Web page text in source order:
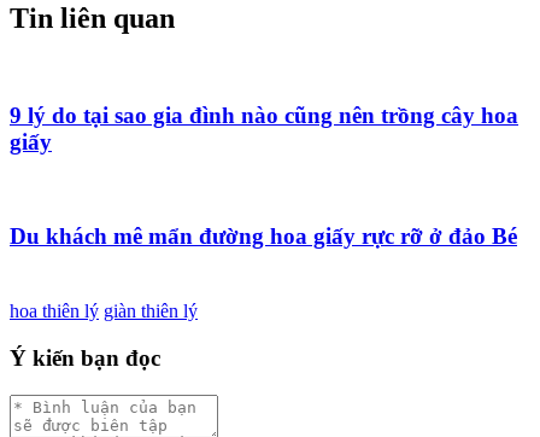
Tin liên quan
9 lý do tại sao gia đình nào cũng nên trồng cây hoa
giấy
Du khách mê mẩn đường hoa giấy rực rỡ ở đảo Bé
hoa thiên lý giàn thiên lý
Ý kiến bạn đọc